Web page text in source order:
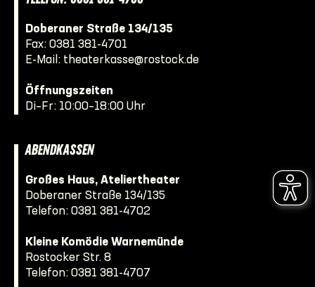
Doberaner Straße 134/135
Fax: 0381 381-4701
E-Mail: theaterkasse@rostock.de
Öffnungszeiten
Di–Fr: 10:00–18:00 Uhr
ABENDKASSEN
Großes Haus, Ateliertheater
Doberaner Straße 134/135
Telefon: 0381 381-4702
Kleine Komödie Warnemünde
Rostocker Str. 8
Telefon: 0381 381-4707